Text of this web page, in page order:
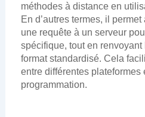
méthodes à distance en
En d’autres termes, il
une requête à un serveur
spécifique, tout en
format standardisé. Cela
entre différentes plateformes
programmation.